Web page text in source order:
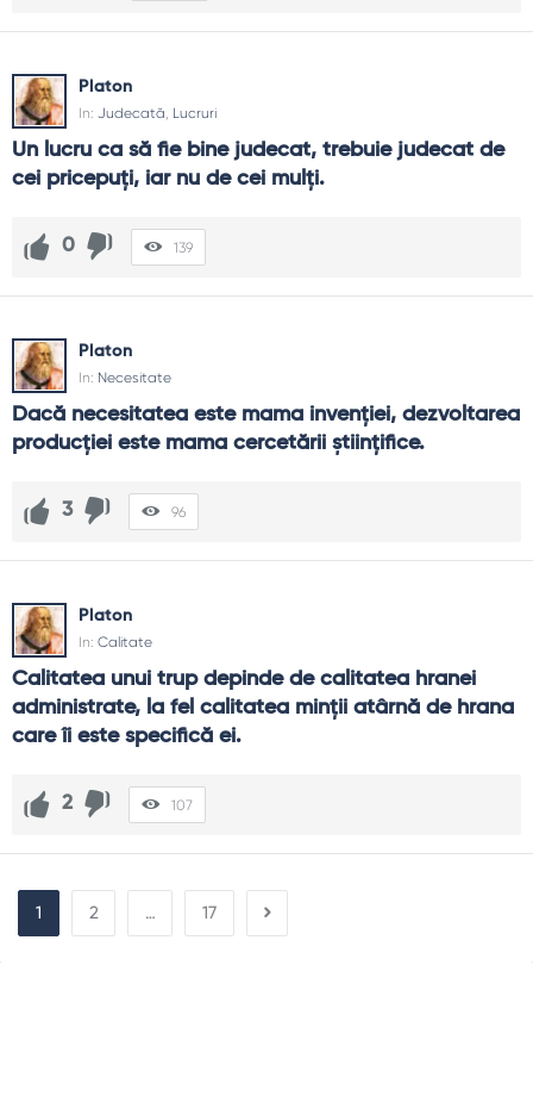
Platon
In: Judecată, Lucruri
Un lucru ca să fie bine judecat, trebuie judecat de
cei pricepuţi, iar nu de cei mulţi.
0 139
Platon
In: Necesitate
Dacă necesitatea este mama invenţiei, dezvoltarea
producţiei este mama cercetării ştiinţifice.
3 96
Platon
In: Calitate
Calitatea unui trup depinde de calitatea hranei
administrate, la fel calitatea minţii atârnă de hrana
care îi este specifică ei.
2 107
1 2 … 17